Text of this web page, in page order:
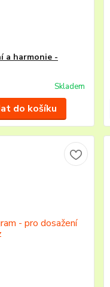
a harmonie -
Skladem
do košíku